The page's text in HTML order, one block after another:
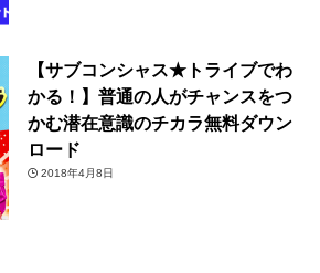
【サブコンシャス★トライブでわ
かる！】普通の人がチャンスをつ
かむ潜在意識のチカラ無料ダウン
ロード
2018年4月8日